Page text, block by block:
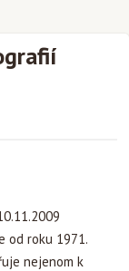
od roku 1971.
nejenom k